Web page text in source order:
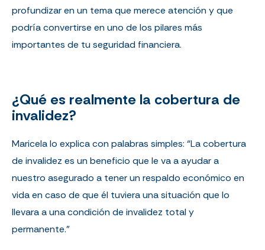
profundizar en un tema que merece atención y que
podría convertirse en uno de los pilares más
importantes de tu seguridad financiera.
¿Qué es realmente la cobertura de
invalidez?
Maricela lo explica con palabras simples: “La cobertura
de invalidez es un beneficio que le va a ayudara
nuestro asegurado a tener un respaldo económico en
vida en caso de que él tuviera una situación que lo
llevara a una condición de invalidez total y
permanente.”